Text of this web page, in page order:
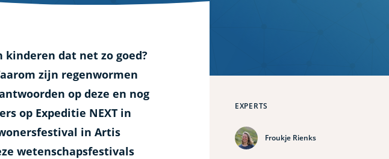
EXPERTS
Froukje Rienks
kinderen dat net zo goed?
zijn regenwormen
op deze en nog
op Expeditie NEXT in
in Artis
wetenschapsfestivals